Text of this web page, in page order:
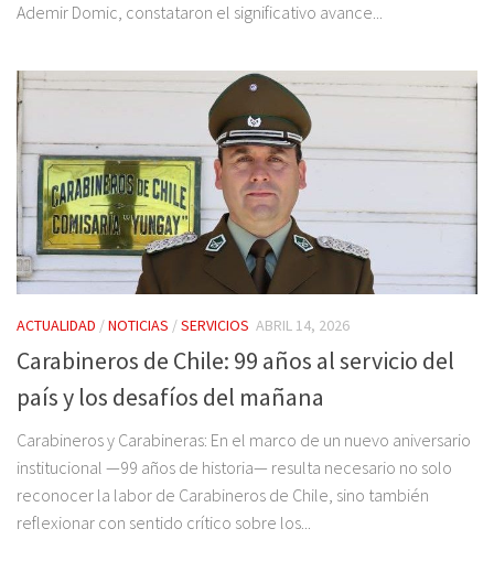
Ademir Domic, constataron el significativo avance...
ACTUALIDAD /NOTICIAS /SERVICIOS ABRIL 14, 2026
Carabineros de Chile: 99 años al servicio del
país y los desafíos del mañana
Carabineros y Carabineras: En el marco de un nuevo aniversario
institucional —99 años de historia— resulta necesario no solo
reconocer la labor de Carabineros de Chile, sino también
reflexionar con sentido crítico sobre los...